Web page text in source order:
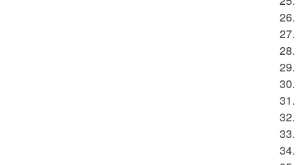
26.
27.
28.
29.
30.
31.
32.
33.
34.